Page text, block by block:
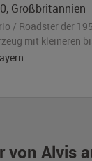
von Alvis
, Großbritannien
/ Roadster der
mit kleineren